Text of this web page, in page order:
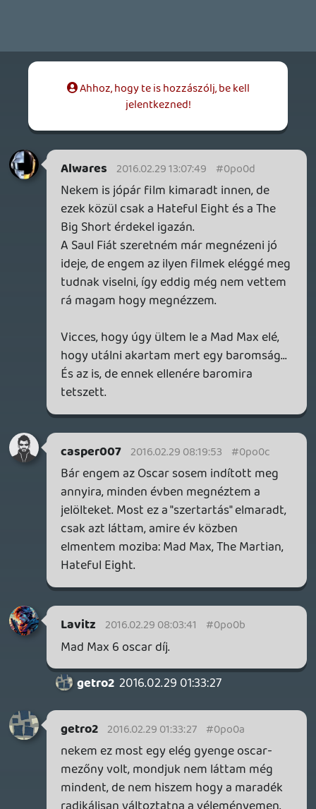
Ja és hajrá Saul fia, az is jó volt. Féltem,
hogy nagyon nyomasztó lesz, de végül
nem az maradt meg bennem róla, hanem
még másnap is gondolkoztam rajta.
1. Aljas nyolcas
2. Sicario
3. Saul fia
4. Creed
5.Fury
liquid 2016.02.28 23:32:28 #0po07
Félelmetesen kevés filmet láttam idén, de
ezek alapján a Top3 valahogy így nézne ki:
A gyomrod végig összeszorul,
önkéntelenül markolod a karfát, és
legszívesebben lezuhanyoznál utána.
2. Inside Out
Szülőnek Lenni Nehéz És Persze
Mulatságos: A Film.
3. Mad Max: Fury Road
Mad Max a harag útján úgyl két óráig, és
semmi más, és nem is kell bele más.
CHASE 2016.02.28 23:08:14 #0po06
"Valami hiányzott nekem a The
Revenantból, de a mai napig nem tudom,
hogy mi"
Tökéletesen ugyanígy vagyok vele.
SolidMetal
1, Ex Machina
2, The Revenant
3, The Martian
5, SW VII
Még nem láttam: Room, Bridge of spies,
Carol, Spotlight, The Big Short, Steve Jobs,
Hateful Eight (Gyakorlatilag többet nem
láttam, mint igen.)
Különdíj színészi munkáért: The Danish Girl